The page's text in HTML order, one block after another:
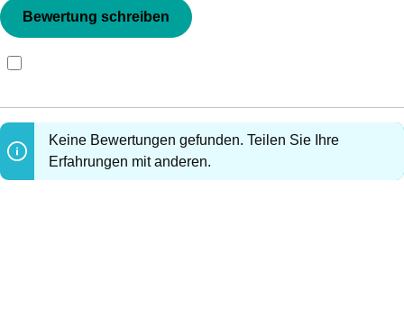
Bewertung schreiben
Keine Bewertungen gefunden. Teilen Sie Ihre
Erfahrungen mit anderen.